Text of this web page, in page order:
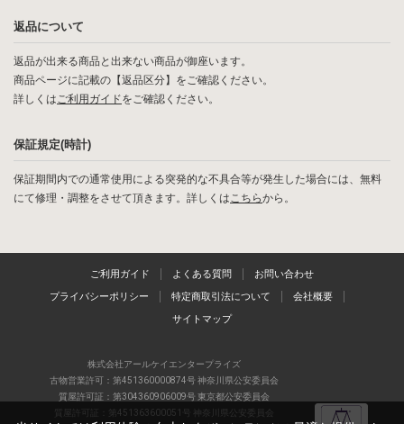
返品について
返品が出来る商品と出来ない商品が御座います。
商品ページに記載の【返品区分】をご確認ください。
詳しくはご利用ガイドをご確認ください。
保証規定(時計)
保証期間内での通常使用による突発的な不具合等が発生した場合には、無料
にて修理・調整をさせて頂きます。詳しくはこちらから。
ご利用ガイド よくある質問 お問い合わせ
プライバシーポリシー 特定商取引法について 会社概要
サイトマップ
株式会社アールケイエンタープライズ
古物営業許可：第451360000874号 神奈川県公安委員会
質屋許可証：第304360906009号 東京都公安委員会
質屋許可証：第451363600051号 神奈川県公安委員会